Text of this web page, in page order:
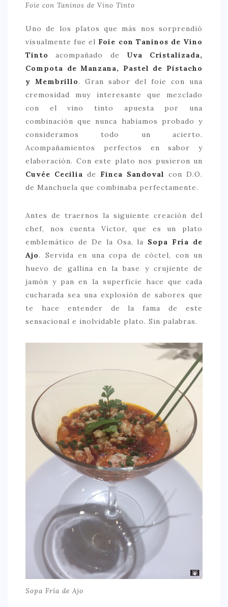
Foie con Taninos de Vino Tinto
Uno de los platos que más nos sorprendió
visualmente fue el Foie con Taninos de Vino
Tintoacompañado de Uva Cristalizada,
Compota de Manzana, Pastel de Pistacho
y Membrillo. Gran sabor del foie con una
cremosidad muy interesante que mezclado
con el vino tinto apuesta por una
combinación que nunca habíamos probado y
consideramos todo un acierto.
Acompañamientos perfectos en sabor y
elaboración. Con este plato nos pusieron un
Cuvée Cecilia de Finca Sandoval con D.O.
de Manchuela que combinaba perfectamente.
Antes de traernos la siguiente creación del
chef, nos cuenta Víctor, que es un plato
emblemático de De la Osa, la Sopa Fría de
Ajo. Servida en una copa de cóctel, con un
huevo de gallina en la base y crujiente de
jamón y pan en la superficie hace que cada
cucharada sea una explosión de sabores que
te hace entender de la fama de este
sensacional e inolvidable plato. Sin palabras.
Sopa Fría de Ajo